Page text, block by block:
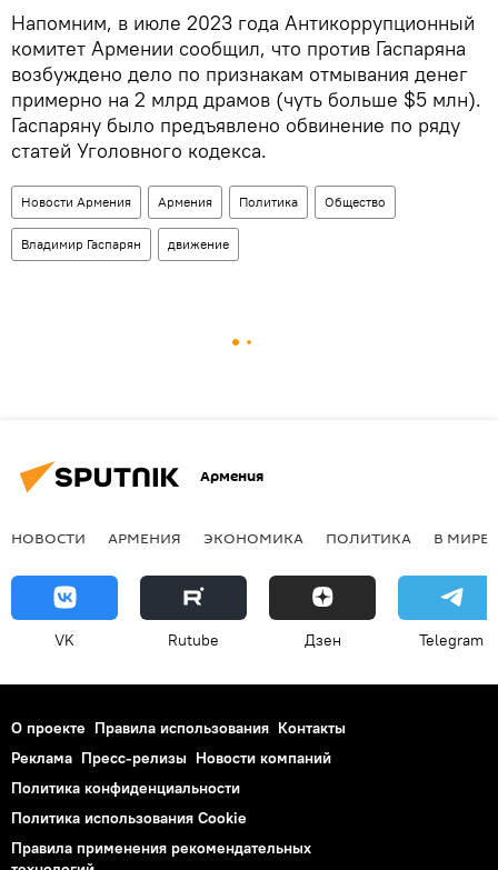
Напомним, в июле 2023 года Антикоррупционный
комитет Армении сообщил, что против Гаспаряна
возбуждено дело по признакам отмывания денег
примерно на 2 млрд драмов (чуть больше $5 млн).
Гаспаряну было предъявлено обвинение по ряду
статей Уголовного кодекса.
Новости Армения Армения Политика Общество
Владимир Гаспарян движение
Армения
НОВОСТИ АРМЕНИЯ ЭКОНОМИКА ПОЛИТИКА В МИРЕ
VK Rutube Дзен Telegram
О проекте Правила использования Контакты
Реклама Пресс-релизы Новости компаний
Политика конфиденциальности
Политика использования Cookie
Правила применения рекомендательных